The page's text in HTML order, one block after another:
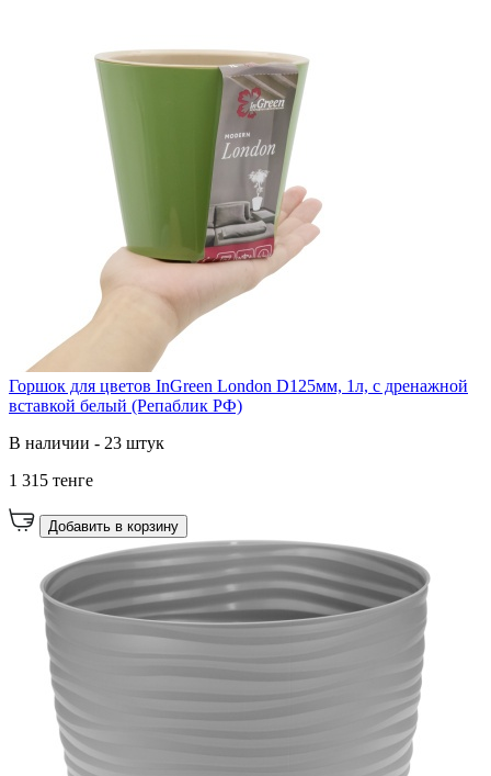
Горшок для цветов InGreen London D125мм, 1л, с дренажной
вставкой белый (Репаблик РФ)
В наличии - 23 штук
1 315 тенге
Добавить в корзину